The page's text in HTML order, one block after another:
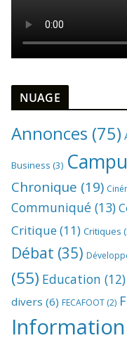
NUAGE
Annonces (75)
Business (3)
Chronique (19)
Communiqué (13)
Critique(11) Critiques
Débat (35)
(55) Education (12)
divers (6) FECAFOOT (2)
Information